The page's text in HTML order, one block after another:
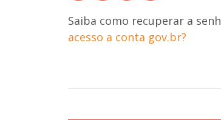
Saiba como recuperar a
acesso a conta gov.br?